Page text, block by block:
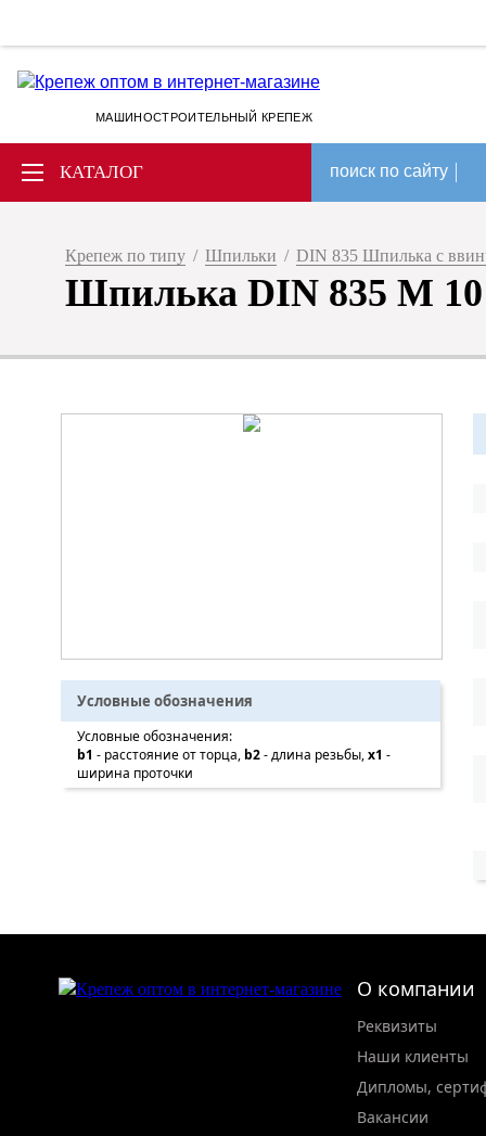
МАШИНОСТРОИТЕЛЬНЫЙ КРЕПЕЖ
КАТАЛОГ поиск по сайту
Крепеж по типу / Шпильки / DIN 835 Шпилька с
Шпилька DIN 835 M
Условные обозначения
Условные обозначения:
b1 - расстояние от торца, b2- длина резьбы,x1 -
ширина проточки
О компании
Реквизиты
Наши клиенты
Дипломы,
Вакансии